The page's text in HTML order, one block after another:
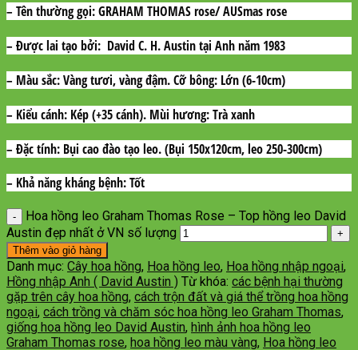
– Tên thường gọi:GRAHAM THOMAS rose/ AUSmas rose
– Được lai tạo bởi: David C. H. Austin tại Anh năm 1983
– Màu sắc:Vàng tươi, vàng đậm. Cỡ bông: Lớn (6-10cm)
– Kiểu cánh: Kép (+35 cánh). Mùi hương: Trà xanh
– Đặc tính: Bụi cao đào tạo leo. (Bụi 150x120cm, leo 250-300cm)
– Khả năng kháng bệnh:Tốt
Hoa hồng leo Graham Thomas Rose – Top hồng leo David
Austin đẹp nhất ở VN số lượng
Thêm vào giỏ hàng
Danh mục: Cây hoa hồng, Hoa hồng leo, Hoa hồng nhập ngoại,
Hồng nhập Anh ( David Austin ) Từ khóa: các bệnh hại thường
gặp trên cây hoa hồng, cách trộn đất và giá thể trồng hoa hồng
ngoại, cách trồng và chăm sóc hoa hồng leo Graham Thomas,
giống hoa hồng leo David Austin, hình ảnh hoa hồng leo
Graham Thomas rose, hoa hồng leo màu vàng, Hoa hồng leo